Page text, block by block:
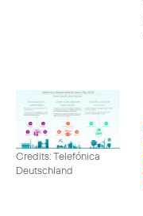
Credits: Telefónica
Deutschland